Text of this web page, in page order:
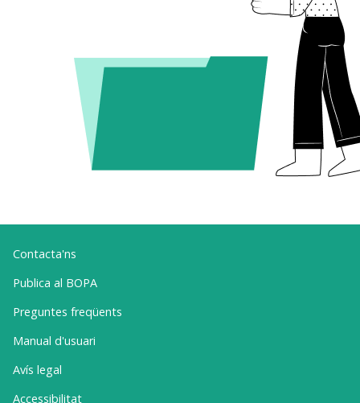
Contacta'ns
Publica al BOPA
Preguntes freqüents
Manual d'usuari
Avís legal
Accessibilitat